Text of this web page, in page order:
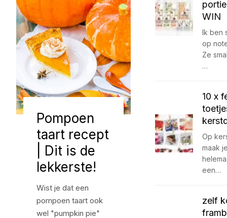
Pompoen
taart recept
| Dit is de
lekkerste!
Wist je dat een
pompoen taart ook
wel "pumpkin pie"
WIN
Ik ben
op
Ze
…
10 x
Op
maak
een…
zelf